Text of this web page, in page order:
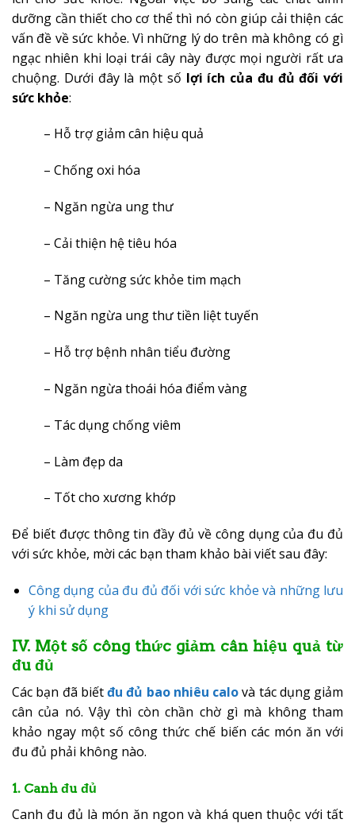
dưỡng cần thiết cho cơ thể thì nó còn giúp cải thiện các
vấn đề về sức khỏe. Vì những lý do trên mà không có gì
ngạc nhiên khi loại trái cây này được mọi người rất ưa
chuộng. Dưới đây là một số lợi ích của đu đủ đối với
sức khỏe:
– Hỗ trợ giảm cân hiệu quả
– Chống oxi hóa
– Ngăn ngừa ung thư
– Cải thiện hệ tiêu hóa
– Tăng cường sức khỏe tim mạch
– Ngăn ngừa ung thư tiền liệt tuyến
– Hỗ trợ bệnh nhân tiểu đường
– Ngăn ngừa thoái hóa điểm vàng
– Tác dụng chống viêm
– Làm đẹp da
– Tốt cho xương khớp
Để biết được thông tin đầy đủ về công dụng của đu đủ
với sức khỏe, mời các bạn tham khảo bài viết sau đây:
Công dụng của đu đủ đối với sức khỏe và những lưu
ý khi sử dụng
IV. Một số công thức giảm cân hiệu quả từ
đu đủ
Các bạn đã biếtđu đủ bao nhiêu calovà tác dụng giảm
cân của nó. Vậy thì còn chần chờ gì mà không tham
khảo ngay một số công thức chế biến các món ăn với
đu đủ phải không nào.
1. Canh đu đủ
Canh đu đủ là món ăn ngon và khá quen thuộc với tất